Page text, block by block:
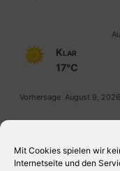
Mit Cookies spielen wir
Internetseite und den
Klar
17°C
Vorhersage August 9, 2026